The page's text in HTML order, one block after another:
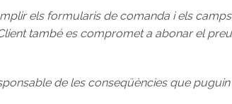
els formularis de comanda i els
també es compromet a abonar el
de les conseqüències que